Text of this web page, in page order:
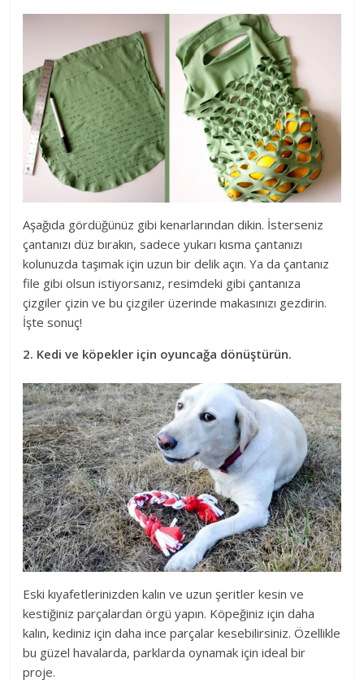
Aşağıda gördüğünüz gibi kenarlarından dikin. İsterseniz
çantanızı düz bırakın, sadece yukarı kısma çantanızı
kolunuzda taşımak için uzun bir delik açın. Ya da çantanız
file gibi olsun istiyorsanız, resimdeki gibi çantanıza
çizgiler çizin ve bu çizgiler üzerinde makasınızı gezdirin.
İşte sonuç!
2. Kedi ve köpekler için oyuncağa dönüştürün.
Eski kıyafetlerinizden kalın ve uzun şeritler kesin ve
kestiğiniz parçalardan örgü yapın. Köpeğiniz için daha
kalın, kediniz için daha ince parçalar kesebilirsiniz. Özellikle
bu güzel havalarda, parklarda oynamak için ideal bir
proje.